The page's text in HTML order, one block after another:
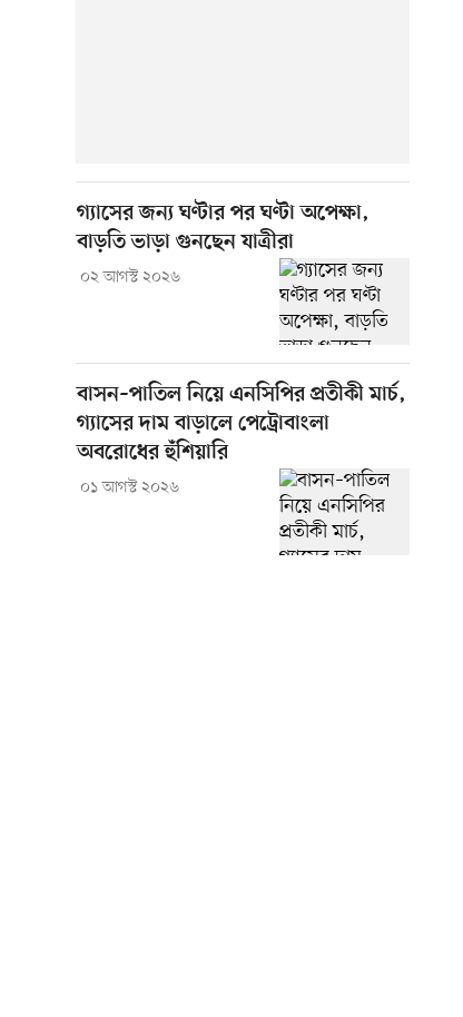
গ্যাসের জন্য ঘণ্টার পর ঘণ্টা অপেক্ষা,
বাড়তি ভাড়া গুনছেন যাত্রীরা
০২ আগস্ট ২০২৬
বাসন–পাতিল নিয়ে এনসিপির প্রতীকী মার্চ,
গ্যাসের দাম বাড়ালে পেট্রোবাংলা
অবরোধের হুঁশিয়ারি
০১ আগস্ট ২০২৬